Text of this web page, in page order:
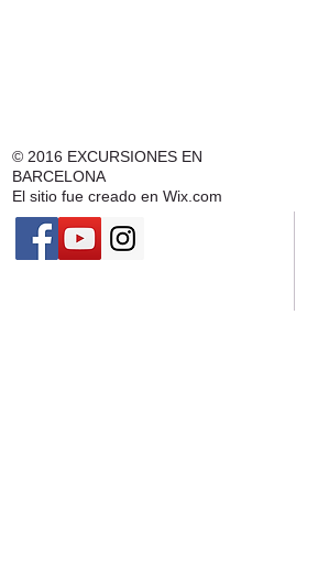
© 2016 EXCURSIONES EN
BARCELONA
El sitio fue creado en Wix.com